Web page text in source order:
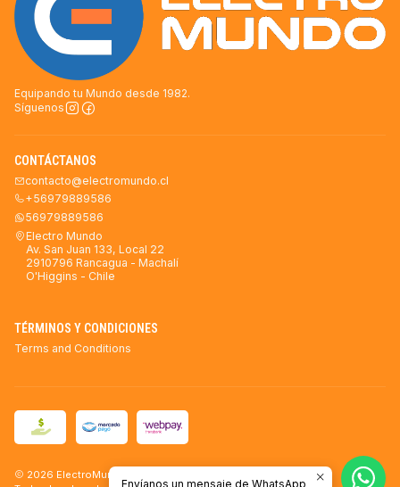
Equipando tu Mundo desde 1982.
Síguenos
CONTÁCTANOS
contacto@electromundo.cl
+56979889586
56979889586
Electro Mundo
Av. San Juan 133, Local 22
2910796 Rancagua - Machalí
O'Higgins - Chile
TÉRMINOS Y CONDICIONES
Terms and Conditions
2026 ElectroMundo.
Envíanos un mensaje de WhatsApp